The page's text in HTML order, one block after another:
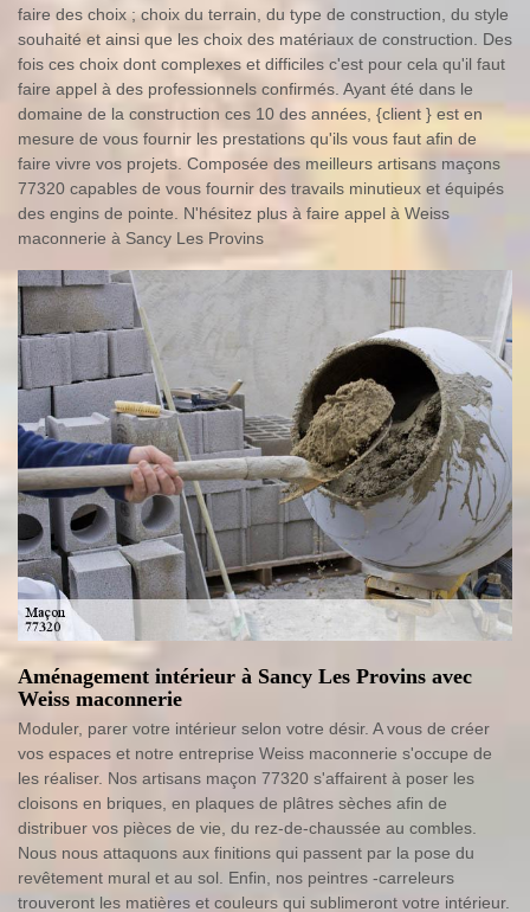
faire des choix ; choix du terrain, du type de construction, du style
souhaité et ainsi que les choix des matériaux de construction. Des
fois ces choix dont complexes et difficiles c'est pour cela qu'il faut
faire appel à des professionnels confirmés. Ayant été dans le
domaine de la construction ces 10 des années, {client } est en
mesure de vous fournir les prestations qu'ils vous faut afin de
faire vivre vos projets. Composée des meilleurs artisans maçons
77320 capables de vous fournir des travails minutieux et équipés
des engins de pointe. N'hésitez plus à faire appel à Weiss
maconnerie à Sancy Les Provins
Aménagement intérieur à Sancy Les Provins avec
Weiss maconnerie
Moduler, parer votre intérieur selon votre désir. A vous de créer
vos espaces et notre entreprise Weiss maconnerie s'occupe de
les réaliser. Nos artisans maçon 77320 s'affairent à poser les
cloisons en briques, en plaques de plâtres sèches afin de
distribuer vos pièces de vie, du rez-de-chaussée au combles.
Nous nous attaquons aux finitions qui passent par la pose du
revêtement mural et au sol. Enfin, nos peintres -carreleurs
trouveront les matières et couleurs qui sublimeront votre intérieur.